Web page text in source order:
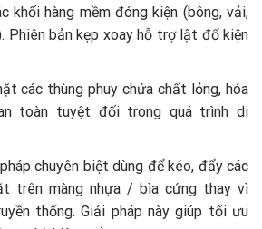
khối hàng mềm đóng kiện (bông, vải,
Phiên bản kẹp xoay hỗ trợ lật đổ kiện
các thùng phuy chứa chất lỏng, hóa
toàn tuyệt đối trong quá trình di
chuyên biệt dùng để kéo, đẩy các
trên màng nhựa / bìa cứng thay vì
thống. Giải pháp này giúp tối ưu